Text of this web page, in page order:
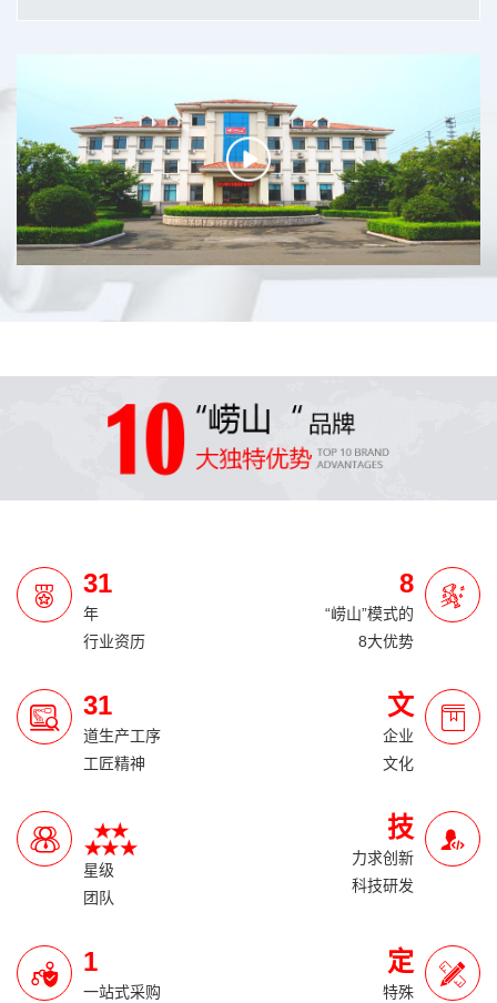
31
年
行业资历
8
“崂山”模式的
8大优势
31
道生产工序
工匠精神
文
企业
文化
星级
团队
技
力求创新
科技研发
1
一站式采购
定
特殊